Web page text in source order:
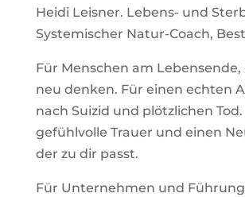
Heidi Leisner. Lebens- und
Systemischer Natur-Coach,
Für Menschen am
neu denken. Für einen echten
nach Suizid und plötzlichen Tod.
gefühlvolle Trauer und einen
der zu dir passt.
Für Unternehmen und